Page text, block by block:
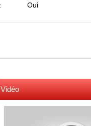
Oui
Vidéo